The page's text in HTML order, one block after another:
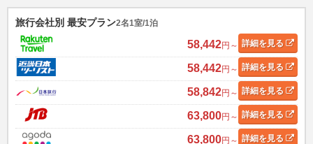
旅行会社別 最安プラン2名1室/1泊
58,442円～ 詳細を見る
58,442円～ 詳細を見る
58,842円～ 詳細を見る
63,800円～ 詳細を見る
63,800円～ 詳細を見る